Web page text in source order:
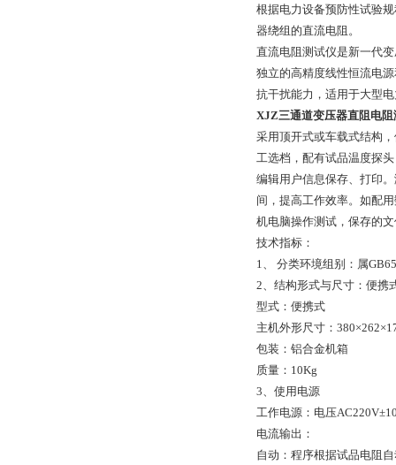
根据电力设备预防性试验
器绕组的直流电阻。
直流电阻测试仪是新一代
独立的高精度线性恒流电
抗干扰能力，适用于大型
XJZ三通道变压器直阻电
采用顶开式或车载式结构
工选档，配有试品温度探
编辑用户信息保存、打印
间，提高工作效率。如配
机电脑操作测试，保存的
技术指标：
1、 分类环境组别：属
2、结构形式与尺寸：便携
型式：便携式
主机外形尺寸：
包装：铝合金机箱
质量：10Kg
3、使用电源
工作电源：电压
电流输出：
自动：程序根据试品电阻